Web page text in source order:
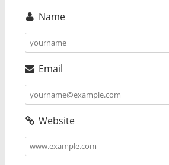
Name
Email
Website